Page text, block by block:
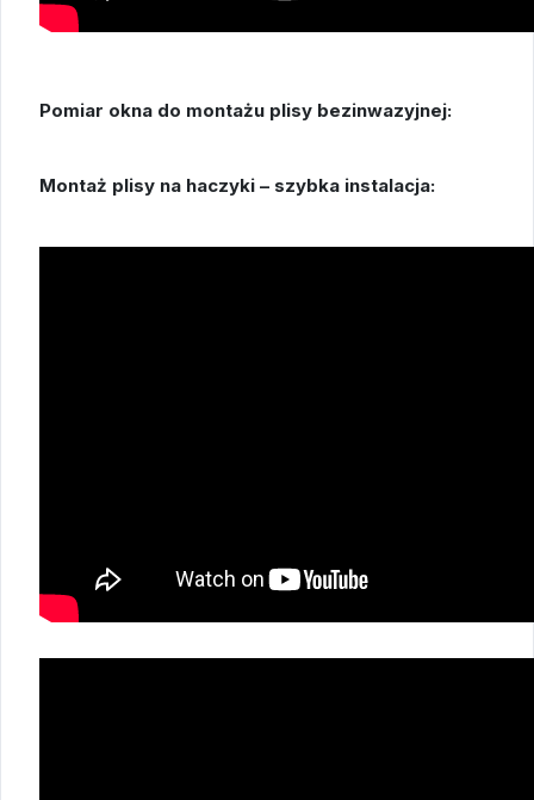
Pomiar okna do montażu plisy bezinwazyjnej:
Montaż plisy na haczyki – szybka instalacja: